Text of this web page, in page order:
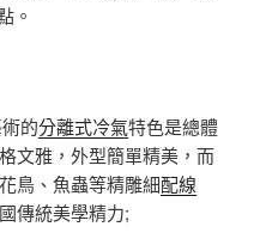
。
的分離式冷氣特色是總體
文雅，外型簡單精美，而
鳥、魚蟲等精雕細配線
傳統美學精力;